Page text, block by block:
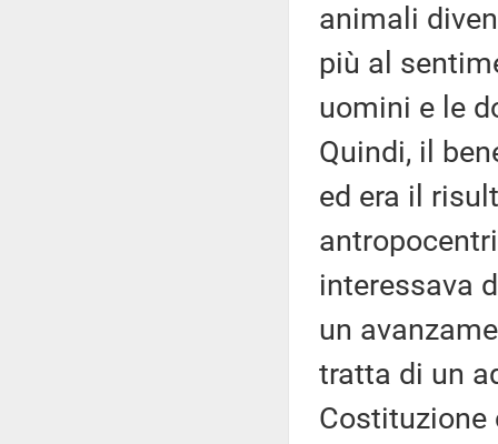
animali
più al
uomini e le
Quindi, il
ed era il
interessava
un
tratta di un
Costituzione